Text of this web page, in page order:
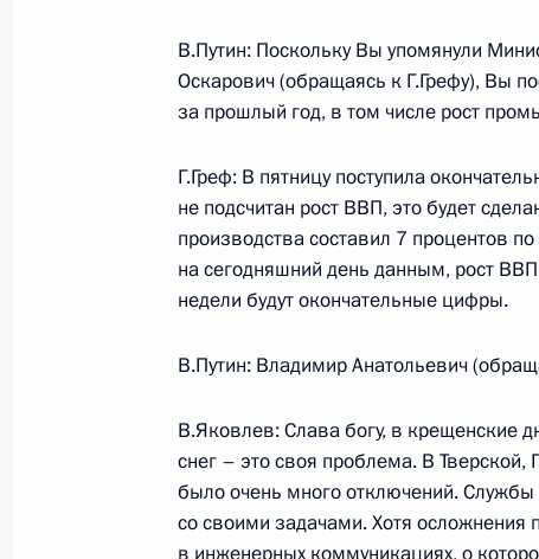
Заявление для прессы и ответы на
конференции с Президентом
Выступление на церемонии
гражданам Украины
22 января 2004 года, четверг
Выступление на церемонии
послами иностранных государств
В.Путин: Поскольку Вы упомянули
Оскарович (обращаясь к Г.Грефу), Вы
за прошлый год, в том числе рост
Г.Греф: В пятницу поступила
не подсчитан рост ВВП, это будет
производства составил 7 процентов
на сегодняшний день данным, рост
недели будут окончательные цифры.
В.Путин: Владимир Анатольевич
В.Яковлев: Слава богу, в крещенские
снег – это своя проблема. В Тверской,
было очень много отключений.
со своими задачами. Хотя осложнения